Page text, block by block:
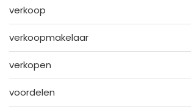
verkoop
verkoopmakelaar
verkopen
voordelen